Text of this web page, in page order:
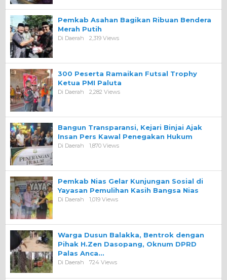
Pemkab Asahan Bagikan Ribuan Bendera
Merah Putih
Di Daerah 2,319 Views
300 Peserta Ramaikan Futsal Trophy
Ketua PMI Paluta
Di Daerah 2,282 Views
Bangun Transparansi, Kejari Binjai Ajak
Insan Pers Kawal Penegakan Hukum
Di Daerah 1,870 Views
Pemkab Nias Gelar Kunjungan Sosial di
Yayasan Pemulihan Kasih Bangsa Nias
Di Daerah 1,019 Views
Warga Dusun Balakka, Bentrok dengan
Pihak H.Zen Dasopang, Oknum DPRD
Palas Anca…
Di Daerah 724 Views